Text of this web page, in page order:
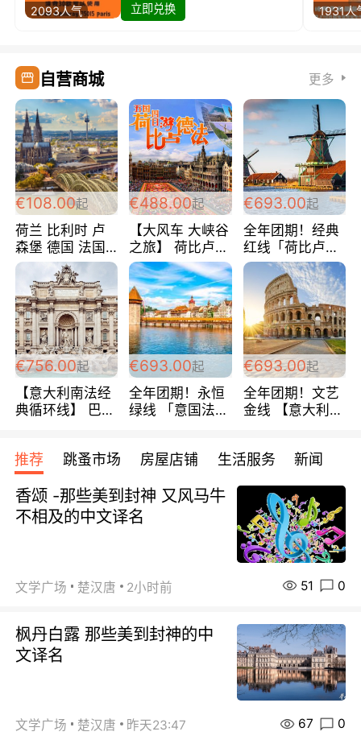
2093人气
立即兑换
1931人
自营商城 更多
€108.00起
荷兰 比利时 卢
森堡 德国 法国
超爽玩遍西欧 循
环线 全程四星宾
馆 108欧/人/天
€488.00起
【大风车 大峡谷
之旅】 荷比卢德
法 巴黎上下 经
典五国四日游
488欧/人
€693.00起
全年团期！经典
红线「荷比卢德
法」七天循环 五
国 仅售99欧/人/
天！巴黎上下！
包拼房~
€756.00起
【意大利南法经
典循环线】 巴黎
宾馆 108欧/天起
全程756欧/位
€693.00起
全年团期！永恒
绿线 「意国法
欧/天起 ~包拼房
€693.00起
全年团期！文艺
金线 【意大利一
每周铁发！
推荐 跳蚤市场 房屋店铺 生活服务 新闻
香颂 -那些美到封神 又风马牛
不相及的中文译名
文学广场 楚汉唐 2小时前 51 0
枫丹白露 那些美到封神的中
文译名
文学广场 楚汉唐 昨天23:47 67 0